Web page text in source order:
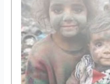
Palestine